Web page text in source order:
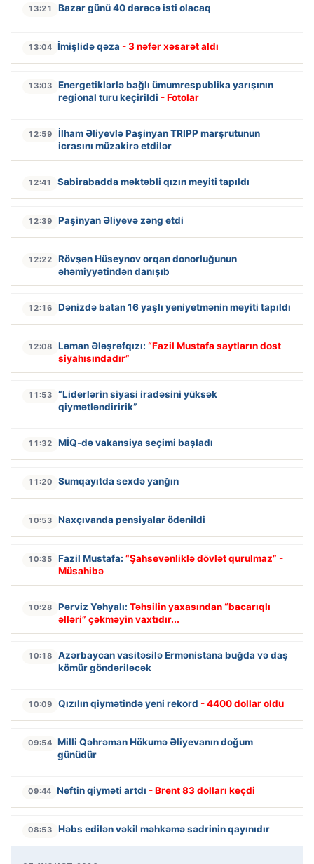
13:21 Bazar günü 40 dərəcə isti olacaq
13:04 İmişlidə qəza - 3 nəfər xəsarət aldı
13:03
Energetiklərlə bağlı ümumrespublika yarışının
regional turu keçirildi - Fotolar
12:59
İlham Əliyevlə Paşinyan TRIPP marşrutunun
icrasını müzakirə etdilər
12:41 Sabirabadda məktəbli qızın meyiti tapıldı
12:39 Paşinyan Əliyevə zəng etdi
12:22
Rövşən Hüseynov orqan donorluğunun
əhəmiyyətindən danışıb
12:16 Dənizdə batan 16 yaşlı yeniyetmənin meyiti tapıldı
12:08 Ləman Ələşrəfqızı: “Fazil Mustafa saytların dost
siyahısındadır”
11:53
“Liderlərin siyasi iradəsini yüksək
qiymətləndiririk”
11:32 MİQ-də vakansiya seçimi başladı
11:20 Sumqayıtda sexdə yanğın
10:53 Naxçıvanda pensiyalar ödənildi
10:35 Fazil Mustafa: “Şahsevənliklə dövlət qurulmaz” -
Müsahibə
10:28 Pərviz Yəhyalı: Təhsilin yaxasından “bacarıqlı
əlləri” çəkməyin vaxtıdır...
10:18
Azərbaycan vasitəsilə Ermənistana buğda və daş
kömür göndəriləcək
10:09 Qızılın qiymətində yeni rekord - 4400 dollar oldu
09:54 Milli Qəhrəman Hökumə Əliyevanın doğum
günüdür
09:44 Neftin qiyməti artdı - Brent 83 dolları keçdi
08:53 Həbs edilən vəkil məhkəmə sədrinin qayınıdır